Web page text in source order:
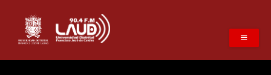
contenido
principal